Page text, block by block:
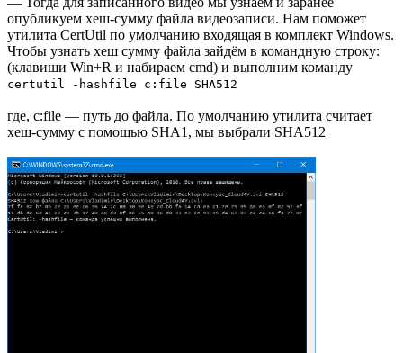
опубликуем хеш-сумму файла видеозаписи. Нам поможет
утилита CertUtil по умолчанию входящая в комплект Windows.
Чтобы узнать хеш сумму файла зайдём в командную строку:
(клавиши Win+R и набираем cmd) и выполним команду
certutil -hashfile c:file SHA512
где, c:file — путь до файла. По умолчанию утилита считает
хеш-сумму с помощью SHA1, мы выбрали SHA512